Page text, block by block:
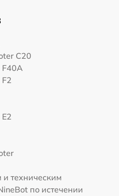
C20
F40A
техническим
по истечении